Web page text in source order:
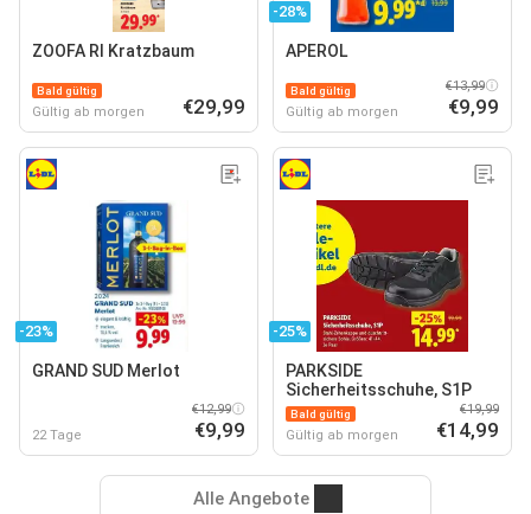
ZOOFA RI Kratzbaum
Bald gültig
Gültig ab morgen €29,99
-28%
APEROL
Bald gültig
Gültig ab morgen
€13,99
€9,99
-23%
GRAND SUD Merlot
22 Tage
€12,99
€9,99
-25%
PARKSIDE
Sicherheitsschuhe, S1P
Bald gültig
Gültig ab morgen
€19,99
€14,99
Alle Angebote